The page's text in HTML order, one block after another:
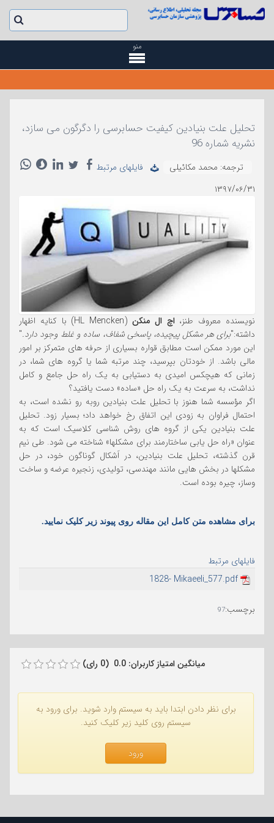
منو
تحلیل علت بنیادین کیفیت حسابرسی را دگرگون می سازد،
نشریه شماره 96
ترجمه: محمد مکائیلی
فایلهای مرتبط
۱۳۹۷/۰۶/۳۱
نویسنده معروف طنز،اچ ال منکن
(HL Mencken) با کنایه اظهار
داشته:"برای هر مشکل پیچیده، پاسخی شفاف، ساده و غلط وجود دارد."
این مورد ممکن است مطابق قواره بسیاری از حرفه های متمرکز بر امور
مالی باشد. از خودتان بپرسید، چند مرتبه شما یا گروه های شما، در
زمانی که هیچکس امیدی به دستیابی به یک راه حل جامع و کامل
نداشت، به سرعت به یک راه حل «ساده» دست یافتید؟
اگر مؤسسه شما هنوز با تحلیل علت بنیادین روبه رو نشده است، به
احتمال فراوان به زودی این اتفاق رخ خواهد داد؛ بسیار زود. تحلیل
علت بنیادین یکی از گروه های روش شناسی کلاسیک است که به
عنوان «راه حل یابی ساختارمند برای مشکلها» شناخته می شود. طی نیم
قرن گذشته، تحلیل علت بنیادین، در اَشکال گوناگون خود، در حل
مشکلها در بخش هایی مانند مهندسی، تولیدی، زنجیره عرضه و ساخت
وساز، چیره بوده است.
برای مشاهده متن کامل این مقاله روی پیوند زیر کلیک نمایید.
فایلهای مرتبط
1828- Mikaeeli_577.pdf
برچسب:
97
میانگین امتیاز کاربران: 0.0 (0 رای)
برای نظر دادن ابتدا باید به سیستم وارد شوید. برای ورود به
سیستم روی کلید زیر کلیک کنید.
ورود